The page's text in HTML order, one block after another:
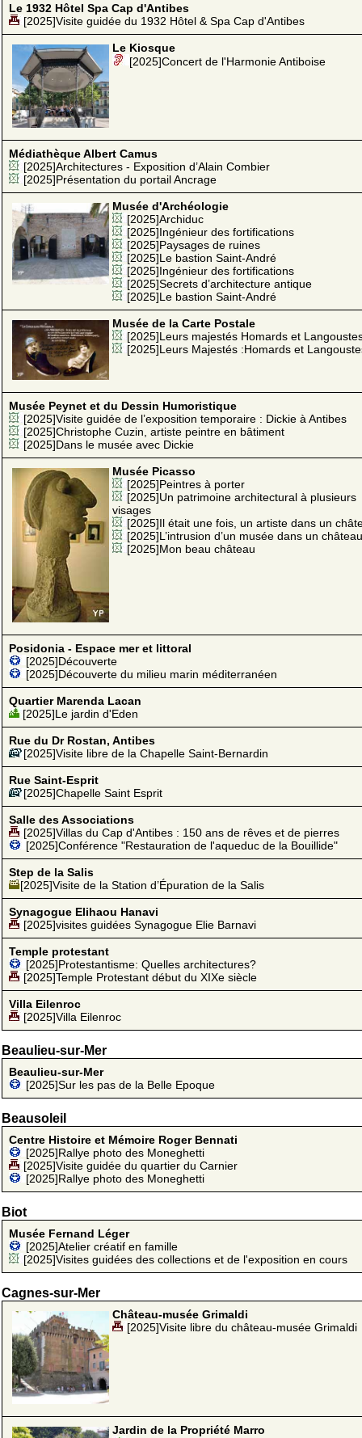
Le 1932 Hôtel Spa Cap d'Antibes
[2025]Visite guidée du 1932 Hôtel & Spa Cap d'Antibes
Le Kiosque
[2025]Concert de l'Harmonie Antiboise
Médiathèque Albert Camus
[2025]Architectures - Exposition d’Alain Combier
[2025]Présentation du portail Ancrage
Musée d'Archéologie
[2025]Archiduc
[2025]Ingénieur des fortifications
[2025]Paysages de ruines
[2025]Le bastion Saint-André
[2025]Ingénieur des fortifications
[2025]Secrets d’architecture antique
[2025]Le bastion Saint-André
Musée de la Carte Postale
[2025]Leurs majestés Homards et
[2025]Leurs Majestés :Homards et
Musée Peynet et du Dessin Humoristique
[2025]Visite guidée de l’exposition temporaire : Dickie à Antibes
[2025]Christophe Cuzin, artiste peintre en bâtiment
[2025]Dans le musée avec Dickie
Musée Picasso
[2025]Peintres à porter
[2025]Un patrimoine architectural à plusieurs
visages
[2025]Il était une fois, un artiste dans un
[2025]L’intrusion d’un musée dans un château
[2025]Mon beau château
Posidonia - Espace mer et littoral
[2025]Découverte
[2025]Découverte du milieu marin méditerranéen
Quartier Marenda Lacan
[2025]Le jardin d'Eden
Rue du Dr Rostan, Antibes
[2025]Visite libre de la Chapelle Saint-Bernardin
Rue Saint-Esprit
[2025]Chapelle Saint Esprit
Salle des Associations
[2025]Villas du Cap d'Antibes : 150 ans de rêves et de pierres
[2025]Conférence "Restauration de l'aqueduc de la Bouillide"
Step de la Salis
[2025]Visite de la Station d’Épuration de la Salis
Synagogue Elihaou Hanavi
[2025]visites guidées Synagogue Elie Barnavi
Temple protestant
[2025]Protestantisme: Quelles architectures?
[2025]Temple Protestant début du XIXe siècle
Villa Eilenroc
[2025]Villa Eilenroc
Beaulieu-sur-Mer
Beaulieu-sur-Mer
[2025]Sur les pas de la Belle Epoque
Beausoleil
Centre Histoire et Mémoire Roger Bennati
[2025]Rallye photo des Moneghetti
[2025]Visite guidée du quartier du Carnier
[2025]Rallye photo des Moneghetti
Biot
Musée Fernand Léger
[2025]Atelier créatif en famille
[2025]Visites guidées des collections et de l'exposition en cours
Cagnes-sur-Mer
Château-musée Grimaldi
[2025]Visite libre du château-musée Grimaldi
Jardin de la Propriété Marro